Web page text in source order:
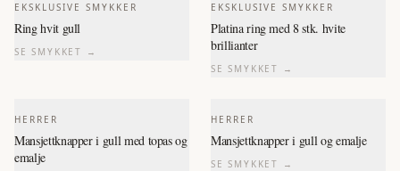
EKSKLUSIVE SMYKKER
Ring hvit gull
SE SMYKKET →
EKSKLUSIVE SMYKKER
Platina ring med 8 stk. hvite
brillianter
SE SMYKKET →
HERRER
Mansjettknapper i gull med topas og
emalje
HERRER
Mansjettknapper i gull og emalje
SE SMYKKET →